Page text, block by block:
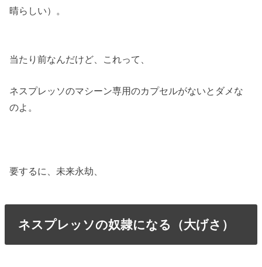
晴らしい）。
当たり前なんだけど、これって、
ネスプレッソのマシーン専用のカプセルがないとダメな
のよ。
要するに、未来永劫、
ネスプレッソの奴隷になる（大げさ）